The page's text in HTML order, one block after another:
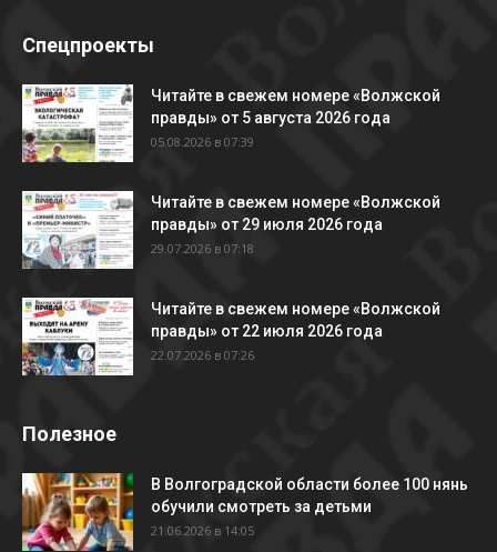
Спецпроекты
Читайте в свежем номере «Волжской
правды» от 5 августа 2026 года
05.08.2026 в 07:39
Читайте в свежем номере «Волжской
правды» от 29 июля 2026 года
29.07.2026 в 07:18
Читайте в свежем номере «Волжской
правды» от 22 июля 2026 года
22.07.2026 в 07:26
Полезное
В Волгоградской области более 100 нянь
обучили смотреть за детьми
21.06.2026 в 14:05